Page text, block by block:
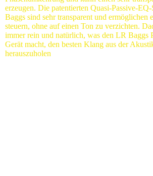
erzeugen. Die patentierten Quasi-Passive-
Baggs sind sehr transparent und ermöglichen
steuern, ohne auf einen Ton zu verzichten.
immer rein und natürlich, was den LR Baggs
Gerät macht, den besten Klang aus der
herauszuholen